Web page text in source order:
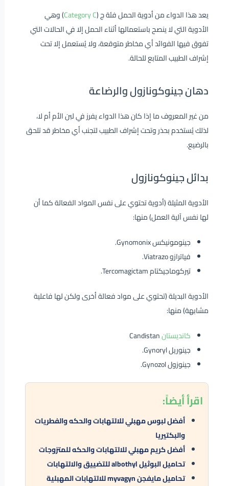
يعد هذا الدواء من أدوية الحمل فئة ج (Category C) وهي
الأدوية التي لا ينصح باستعمالها أثناء الحمل إلا في الحالات التي
تفوق فيها الفوائد أي مخاطر متوقعة، ولا يُستعمل إلا تحت
إشراف الطبيب المتابع للحالة.
دهان جينوكونازول والرضاعة
من غير المعروف ما إذا كان هذا الدواء يفرز في لبن الأم أم لا،
لذلك يُستخدم بحذر وتحت إشراف الطبيب لتجنب أي مخاطر قد تلحق
بالرضيع.
بدائل جينوكونازول
الأدوية المثيلة (أدوية تحتوي على نفس المواد الفعالة كما أن
لها نفس آلية العمل) منها:
جينومونيكس Gynomonix.
فياترازو Viatrazo.
تيركوماجيكتام Tercomagictam.
الأدوية البديلة (تحتوي على مواد فعالة أخرى ولكن لها فاعلية
مشابهة) منها:
كانديستان
جينوريل Gynoryl.
جينوزول Gynozol.
اقرأأيضاً:
أفضل لبوس مهبلي للالتهابات والحكه والفطريات
والبكتيريا
أفضل كريم مهبلي للالتهابات والحكه للمتزوجات
تحاميل البوثيل albothyl للتضييق والالتهابات
تحاميل مايفجن myvagyn للالتهابات المهبلية